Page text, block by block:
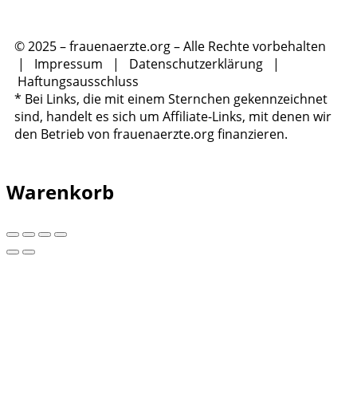
© 2025 – frauenaerzte.org – Alle Rechte vorbehalten
| Impressum | Datenschutzerklärung |
Haftungsausschluss
* Bei Links, die mit einem Sternchen gekennzeichnet
sind, handelt es sich um Affiliate-Links, mit denen wir
den Betrieb von frauenaerzte.org finanzieren.
Warenkorb